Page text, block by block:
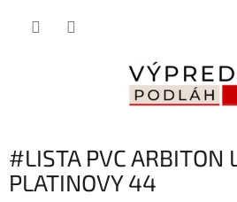
#LISTA PVC ARBITON
PLATINOVY 44